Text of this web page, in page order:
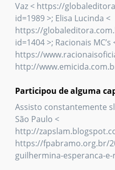
Vaz < https://
id=1989 >; Elisa Lucinda <
https://
id=1404 >; Racionais MC’s
https://
http://
Participou de alguma
Assisto constantemente
São Paulo <
http://
https://fpabramo.org.br/
guilhermina-esperanca-